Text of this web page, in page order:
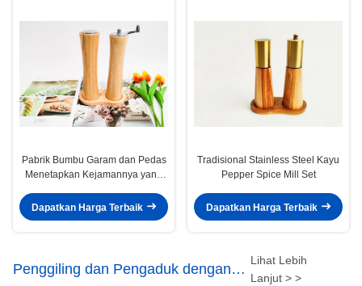
Pabrik Bumbu Garam dan Pedas
Menetapkan Kejamannya yang
Dapatkan Harga Terbaik
Tradisional Stainless Steel Kayu
Pepper Spice Mill Set
Dapatkan Harga Terbaik
Penggiling dan Pengaduk dengan
Lihat Lebih
Lanjut > >